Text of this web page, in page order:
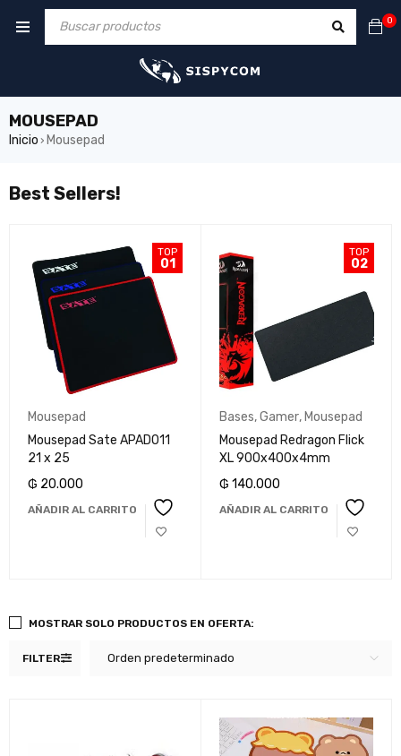
0
MOUSEPAD
Inicio › Mousepad
Best Sellers!
TOP
01
Mousepad
Mousepad Sate APAD011
21 x 25
₲ 20.000
AÑADIR AL CARRITO
TOP
02
Bases,Gamer, Mousepad
Mousepad Redragon Flick
XL 900x400x4mm
₲ 140.000
AÑADIR AL CARRITO
FILTER Orden predeterminado
MOSTRAR SOLO PRODUCTOS EN OFERTA: